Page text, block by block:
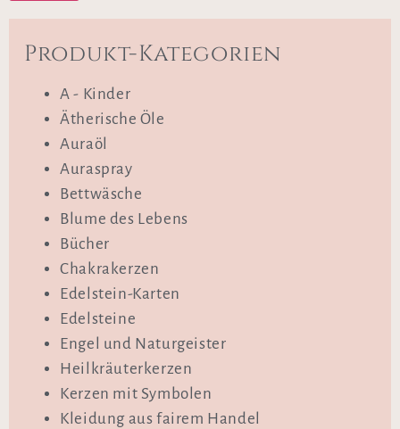
Produkt-Kategorien
A - Kinder
Ätherische Öle
Auraöl
Auraspray
Bettwäsche
Blume des Lebens
Bücher
Chakrakerzen
Edelstein-Karten
Edelsteine
Engel und Naturgeister
Heilkräuterkerzen
Kerzen mit Symbolen
Kleidung aus fairem Handel